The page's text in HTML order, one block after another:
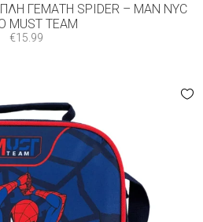
ΓΕΜΆΤΗ SPIDER – MAN NYC
MUST TEAM
€15.99